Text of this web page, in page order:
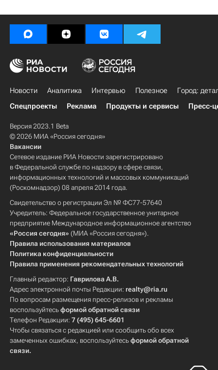
Новости Аналитика Интервью Полезное
Город:
Спецпроекты
Реклама Продукты и сервисы Пресс-
Версия 2023.1 Beta
© 2026 МИА «Россия сегодня»
Вакансии
Сетевое издание РИА Новости зарегистрировано
в Федеральной службе по надзору в сфере связи,
информационных технологий и массовых коммуникаций
(Роскомнадзор) 08 апреля 2014 года.
Свидетельство о регистрации Эл № ФС77-57640
Учредитель: Федеральное государственное унитарное
предприятие Международное информационное агентство
«Россия сегодня» (МИА «Россия сегодня»).
Правила использования материалов
Политика конфиденциальности
Правила применения рекомендательных технологий
Главный редактор: Гаврилова А.В.
Адрес электронной почты Редакции: realty@ria.ru
По вопросам размещения пресс-релизов и рекламы
воспользуйтесьформой обратной связи
Телефон Редакции: 7 (495) 645-6601
Чтобы связаться с редакцией или сообщить обо всех
замеченных ошибках, воспользуйтесьформой обратной
связи.